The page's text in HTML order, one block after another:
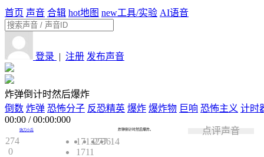
首页 声音 合辑 hot地图 new工具/实验 AI语音
登录 | 注册 发布声音
炸弹倒计时然后爆炸
倒数 炸弹 恐怖分子 反恐精英 爆炸 爆炸物 巨响 恐怖主义 计时
00:00 /00:00:000
274
0
驹刀小兵
171322773614
1711
炸弹倒计时然后爆炸。 点评声音